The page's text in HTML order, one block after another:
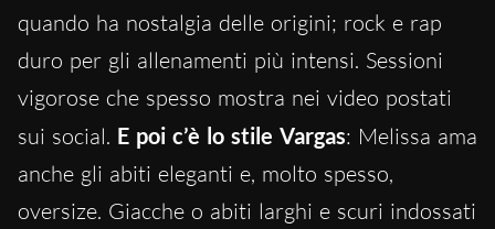
quando ha nostalgia delle origini; rock e rap
duro per gli allenamenti più intensi. Sessioni
vigorose che spesso mostra nei video postati
sui social. E poi c’è lo stile Vargas: Melissa ama
anche gli abiti eleganti e, molto spesso,
oversize. Giacche o abiti larghi e scuri indossati